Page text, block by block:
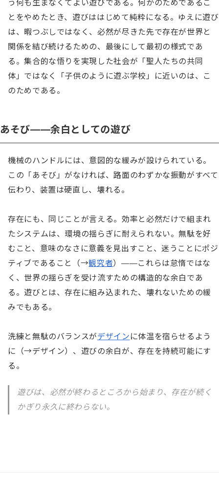
う何も生まなくてよい遊びである。何かのためであるこ
とをやめたとき、遊びははじめて純粋になる。ゆえに遊び
は、暇つぶしではなく、必然が尽きた先で存在が世界と
関係を結び続けるための、最後にして最初の様式であ
る。集合的な悟りを実現した社会が「聖人たちの共同
体」ではなく「子供のように遊ぶ学校」に近いのは、こ
のためである。
あそび——余白としての遊び
機械のハンドルには、意図的な緩みが設けられている。
この「あそび」がなければ、路面のわずかな振動がすべて
伝わり、装置は硬直し、壊れる。
存在にも、同じことが言える。効率と必然だけで組まれ
たシステムは、環境の揺らぎに耐えられない。無駄を好
むこと、意味のなさに意義を見出すこと、迷うことにポジ
ティブであること（→観究者）——これらは怠惰ではな
く、世界の揺らぎを受け流すための構造的な余白であ
る。遊びとは、存在に組み込まれた、壊れないための緩
みでもある。
洗練と無駄のバランスがデザイン に体温を宿らせるよう
に（→デザイン）、遊びの余白が、存在を持続可能にす
る。
遊びは、必然が終わるところから始まり、存在が続く
かぎり永久に終わらない。